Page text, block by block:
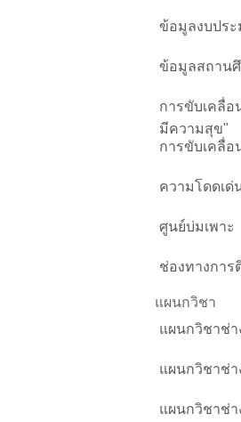
ข้อมูลงบปร
ข้อมูลสถาน
การขับเคลื่อ
มีความสุข"
การขับเคลื่อ
ความโดดเด่
ศูนย์บ่มเพาะ
ช่องทางการ
แผนกวิชา
แผนกวิชาช่า
แผนกวิชาช่า
แผนกวิชาช่า